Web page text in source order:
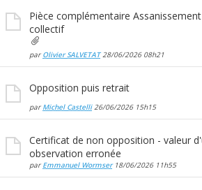
Pièce complémentaire
collectif
par Olivier SALVETAT28/06/2026 08h21
Opposition puis retrait
par Michel Castelli26/06/2026 15h15
Certificat de non opposition - valeur
observation erronée
par Emmanuel Wormser18/06/2026 11h55